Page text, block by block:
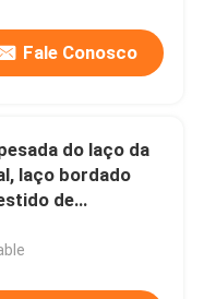
Fale Conosco
do laço da
laço bordado
de